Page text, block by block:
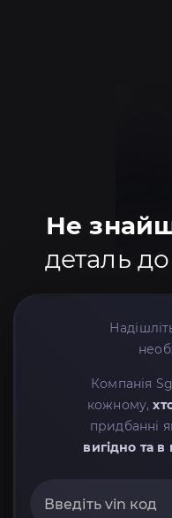
Не
деталь
Компанія
кожному,
придбанні
вигідно та